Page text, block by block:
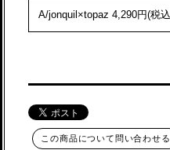
この商品について問い合わせる